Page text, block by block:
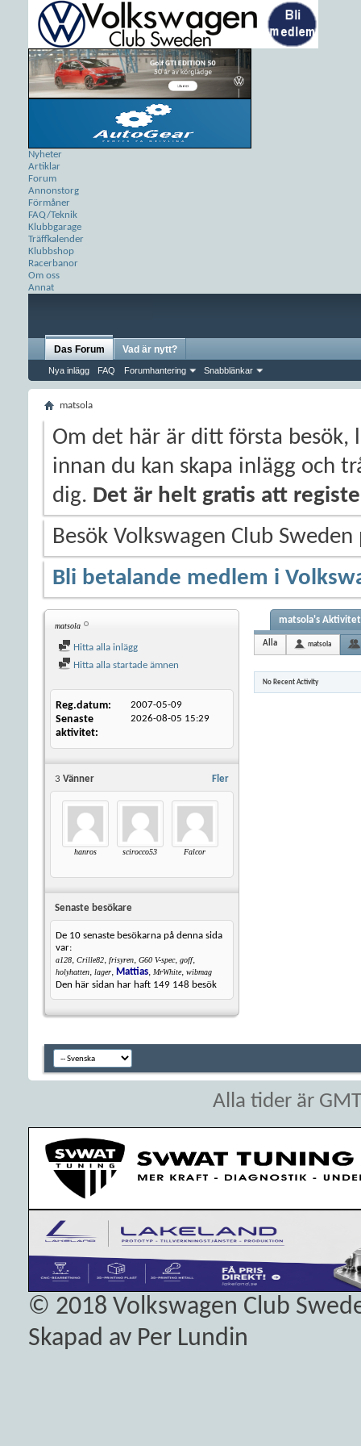
Nyheter
Artiklar
Forum
Annonstorg
Förmåner
FAQ/Teknik
Klubbgarage
Träffkalender
Klubbshop
Racerbanor
Om oss
Annat
Das Forum
Nya inlägg FAQ Forumhantering Snabblänkar
Vad är nytt?
matsola
Om det här är ditt första besök,
innan du kan skapa inlägg och
dig. Det är helt gratis att
Besök Volkswagen Club
Bli betalande medlem i
matsola
Hitta alla inlägg
Hitta alla startade ämnen
Reg.datum 2007-05-09
Senaste
aktivitet
2026-08-05 15:29
Fler
3 Vänner
hanros scirocco53 Falcor
Senaste besökare
De 10 senaste besökarna på denna sida
var:
a128, Crille82, frisyren, G60 V-spec, goff,
holyhatten, lager, Mattias, MrWhite, wibmag
Den här sidan har haft 149 148 besök
matsola's Aktivitet
Alla matsola
No Recent Activity
Alla tider är
© 2018 Volkswagen Club
Skapad av Per Lundin